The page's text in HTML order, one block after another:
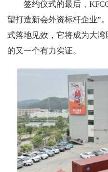
签约仪式的最后，
望打造新会外资标杆企业”
式落地见效，它将成为大
的又一个有力实证。